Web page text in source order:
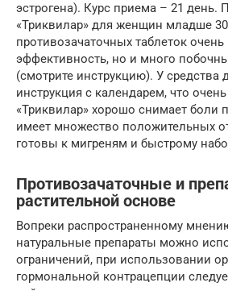
эстрогена). Курс приема – 21 день.
«Триквилар» для женщин младше 30
противозачаточных таблеток
эффективность, но и много
(смотрите инструкцию). У средства
инструкция с календарем, что
«Триквилар» хорошо снимает боли
имеет множество положительных
готовы к мигреням и быстрому
Противозачаточные и
растительной основе
Вопреки распространенному
натуральные препараты можно
ограничений, при использовании
гормональной контрацепции